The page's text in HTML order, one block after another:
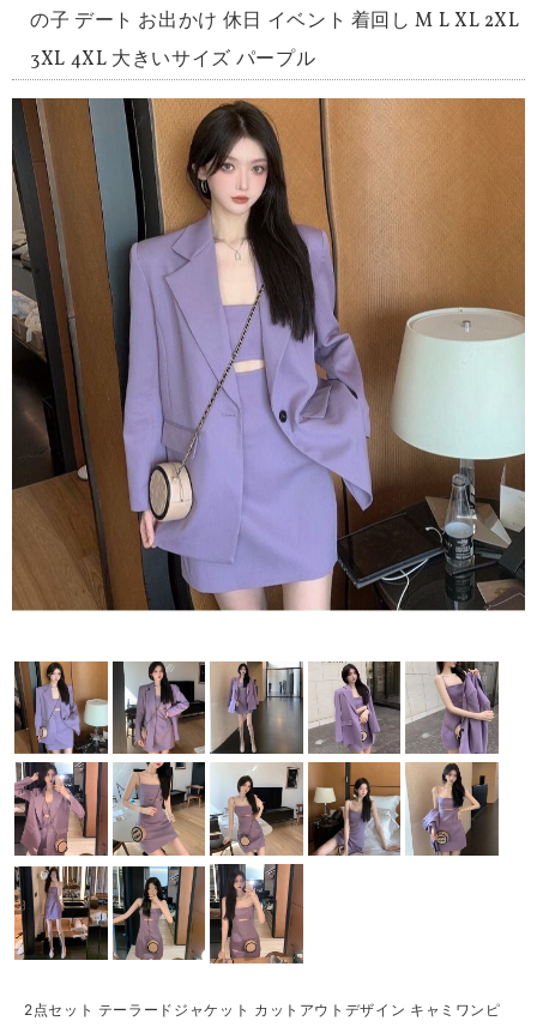
の子 デート お出かけ 休日 イベント 着回し M L XL 2XL
3XL 4XL 大きいサイズ パープル
2点セット テーラードジャケット カットアウトデザイン キャミワンピ